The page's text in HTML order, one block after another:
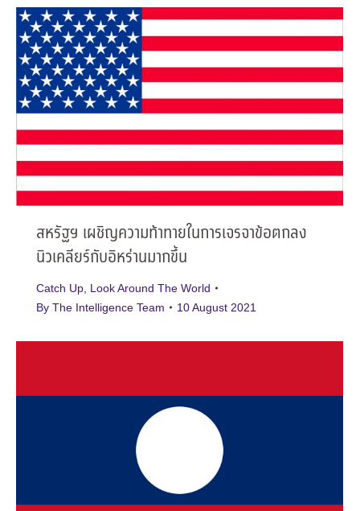
สหรัฐฯ เผชิญความท้าทายในการเจรจาข้อตกลง
นิวเคลียร์กับอิหร่านมากขึ้น
Catch Up Look Around The World
By The Intelligence Team 10 August 2021